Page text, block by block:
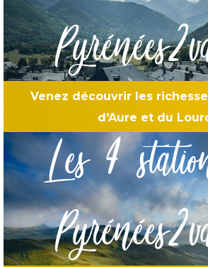
Venez découvrir les
d'Aure et du
Les 4